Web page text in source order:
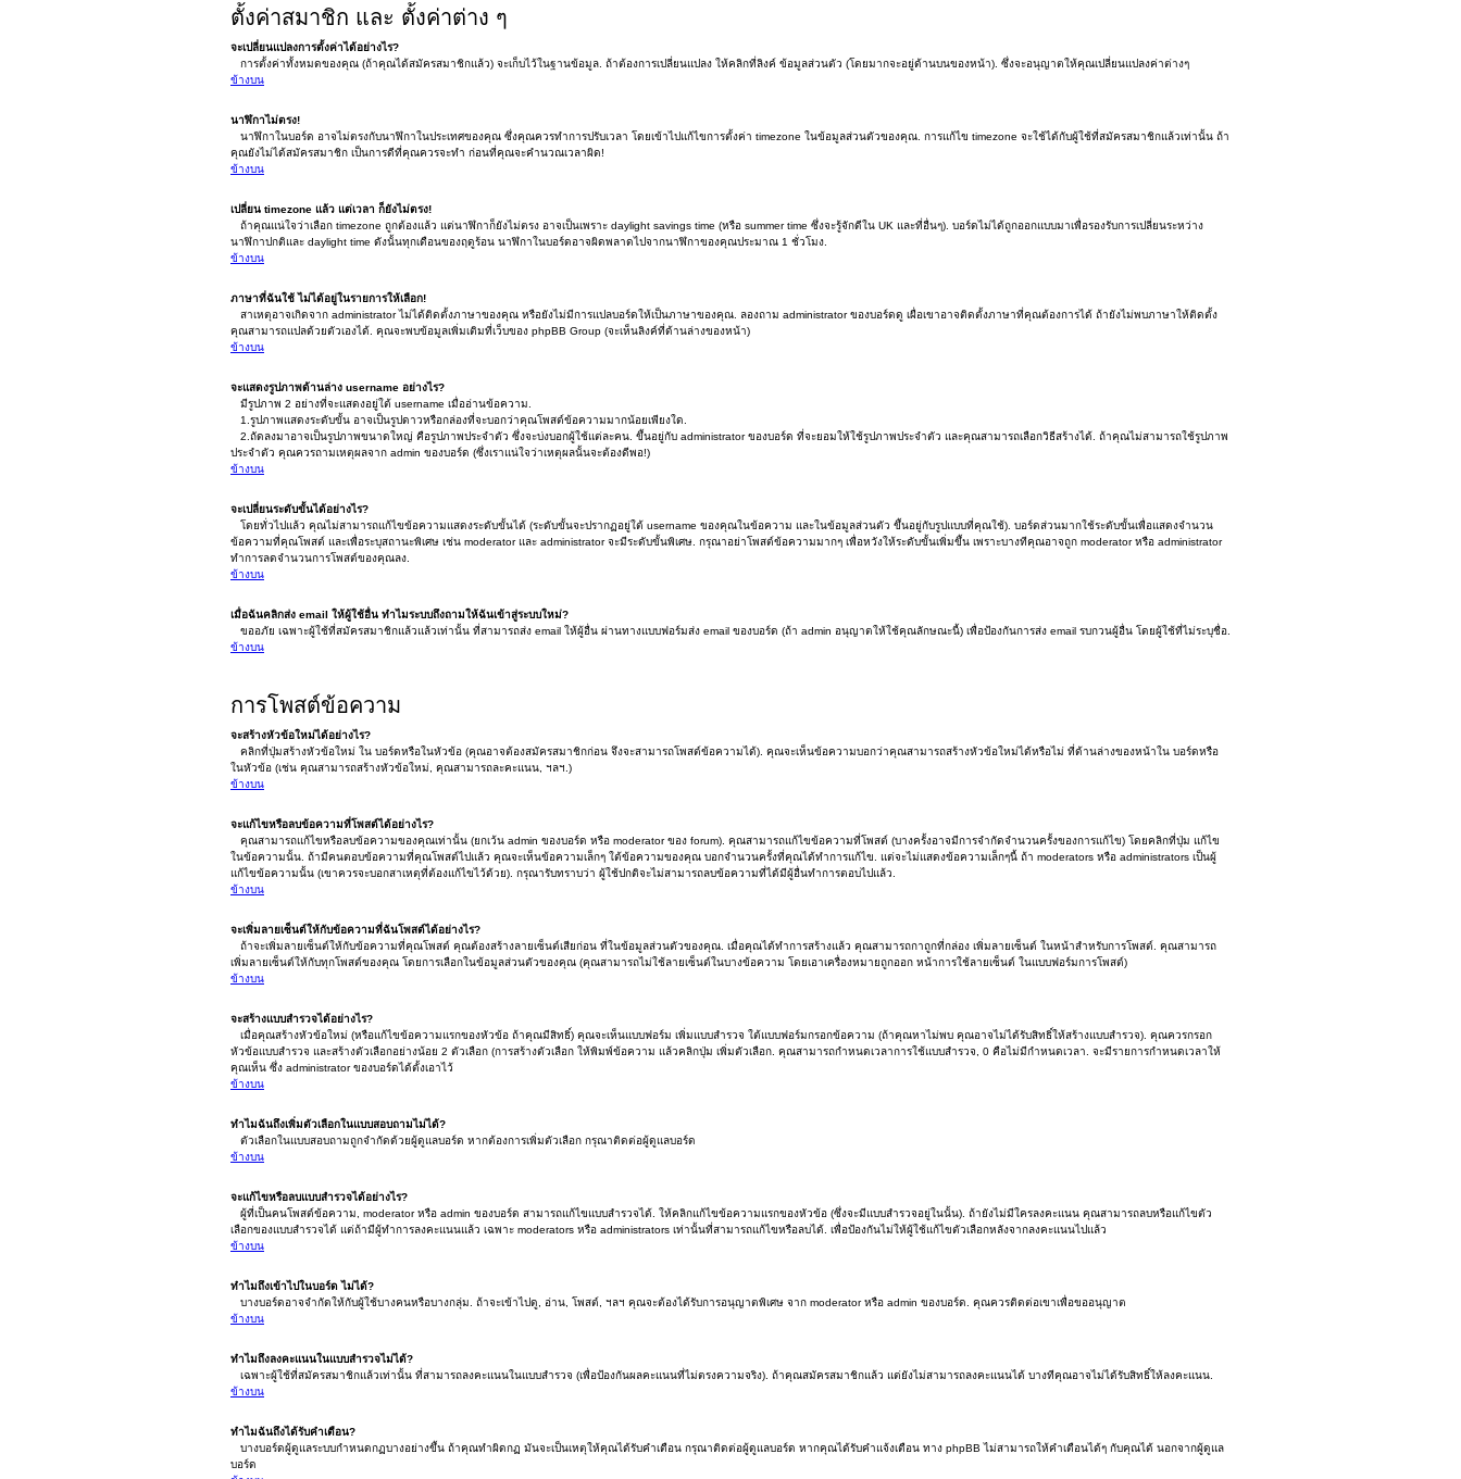
ตั้งค่าสมาชิก และ ตั้งค่าต่าง ๆ
จะเปลี่ยนแปลงการตั้งค่าได้อย่างไร?
การตั้งค่าทั้งหมดของคุณ (ถ้าคุณได้สมัครสมาชิกแล้ว) จะเก็บไว้ในฐานข้อมูล. ถ้าต้องการเปลี่ยนแปลง ให้คลิกที่ลิงค์ ข้อมูลส่วนตัว (โดยมากจะอยู่ด้านบนของหน้า). ซึ่งจะอนุญาตให้คุณเปลี่ยนแปลงค่าต่างๆ
ข้างบน
นาฬิกาไม่ตรง!
นาฬิกาในบอร์ด อาจไม่ตรงกับนาฬิกาในประเทศของคุณ ซึ่งคุณควรทำการปรับเวลา โดยเข้าไปแก้ไขการตั้งค่า timezone ในข้อมูลส่วนตัวของคุณ. การแก้ไข timezone จะใช้ได้กับผู้ใช้ที่สมัครสมาชิกแล้วเท่านั้น ถ้า
คุณยังไม่ได้สมัครสมาชิก เป็นการดีที่คุณควรจะทำ ก่อนที่คุณจะคำนวณเวลาผิด!
ข้างบน
เปลี่ยน timezone แล้ว แต่เวลา ก็ยังไม่ตรง!
ถ้าคุณแน่ใจว่าเลือก timezone ถูกต้องแล้ว แต่นาฬิกาก็ยังไม่ตรง อาจเป็นเพราะ daylight savings time (หรือ summer time ซึ่งจะรู้จักดีใน UK และที่อื่นๆ). บอร์ดไม่ได้ถูกออกแบบมาเพื่อรองรับการเปลี่ยนระหว่าง
นาฬิกาปกติและ daylight time ดังนั้นทุกเดือนของฤดูร้อน นาฬิกาในบอร์ดอาจผิดพลาดไปจากนาฬิกาของคุณประมาณ 1 ชั่วโมง.
ข้างบน
ภาษาที่ฉันใช้ ไม่ได้อยู่ในรายการให้เลือก!
สาเหตุอาจเกิดจาก administrator ไม่ได้ติดตั้งภาษาของคุณ หรือยังไม่มีการแปลบอร์ดให้เป็นภาษาของคุณ. ลองถาม administrator ของบอร์ดดู เผื่อเขาอาจติดตั้งภาษาที่คุณต้องการได้ ถ้ายังไม่พบภาษาให้ติดตั้ง
คุณสามารถแปลด้วยตัวเองได้. คุณจะพบข้อมูลเพิ่มเติมที่เว็บของ phpBB Group (จะเห็นลิงค์ที่ด้านล่างของหน้า)
ข้างบน
จะแสดงรูปภาพด้านล่าง username อย่างไร?
มีรูปภาพ 2 อย่างที่จะแสดงอยู่ใต้ username เมื่ออ่านข้อความ.
1.รูปภาพแสดงระดับขั้น อาจเป็นรูปดาวหรือกล่องที่จะบอกว่าคุณโพสต์ข้อความมากน้อยเพียงใด.
2.ถัดลงมาอาจเป็นรูปภาพขนาดใหญ่ คือรูปภาพประจำตัว ซึ่งจะบ่งบอกผู้ใช้แต่ละคน. ขึ้นอยู่กับ administrator ของบอร์ด ที่จะยอมให้ใช้รูปภาพประจำตัว และคุณสามารถเลือกวิธีสร้างได้. ถ้าคุณไม่สามารถใช้รูปภาพ
ประจำตัว คุณควรถามเหตุผลจาก admin ของบอร์ด (ซึ่งเราแน่ใจว่าเหตุผลนั้นจะต้องดีพอ!)
ข้างบน
จะเปลี่ยนระดับขั้นได้อย่างไร?
โดยทั่วไปแล้ว คุณไม่สามารถแก้ไขข้อความแสดงระดับขั้นได้ (ระดับขั้นจะปรากฏอยู่ใต้ username ของคุณในข้อความ และในข้อมูลส่วนตัว ขึ้นอยู่กับรูปแบบที่คุณใช้). บอร์ดส่วนมากใช้ระดับขั้นเพื่อแสดงจำนวน
ข้อความที่คุณโพสต์ และเพื่อระบุสถานะพิเศษ เช่น moderator และ administrator จะมีระดับขั้นพิเศษ. กรุณาอย่าโพสต์ข้อความมากๆ เพื่อหวังให้ระดับขั้นเพิ่มขึ้น เพราะบางทีคุณอาจถูก moderator หรือ administrator
ทำการลดจำนวนการโพสต์ของคุณลง.
ข้างบน
เมื่อฉันคลิกส่ง email ให้ผู้ใช้อื่น ทำไมระบบถึงถามให้ฉันเข้าสู่ระบบใหม่?
ขออภัย เฉพาะผู้ใช้ที่สมัครสมาชิกแล้วแล้วเท่านั้น ที่สามารถส่ง email ให้ผู้อื่น ผ่านทางแบบฟอร์มส่ง email ของบอร์ด (ถ้า admin อนุญาตให้ใช้คุณลักษณะนี้) เพื่อป้องกันการส่ง email รบกวนผู้อื่น โดยผู้ใช้ที่ไม่ระบุชื่อ.
ข้างบน
การโพสต์ข้อความ
จะสร้างหัวข้อใหม่ได้อย่างไร?
คลิกที่ปุ่มสร้างหัวข้อใหม่ ใน บอร์ดหรือในหัวข้อ (คุณอาจต้องสมัครสมาชิกก่อน จึงจะสามารถโพสต์ข้อความได้). คุณจะเห็นข้อความบอกว่าคุณสามารถสร้างหัวข้อใหม่ได้หรือไม่ ที่ด้านล่างของหน้าใน บอร์ดหรือ
ในหัวข้อ (เช่น คุณสามารถสร้างหัวข้อใหม่, คุณสามารถละคะแนน, ฯลฯ.)
ข้างบน
จะแก้ไขหรือลบข้อความที่โพสต์ได้อย่างไร?
คุณสามารถแก้ไขหรือลบข้อความของคุณเท่านั้น (ยกเว้น admin ของบอร์ด หรือ moderator ของ forum). คุณสามารถแก้ไขข้อความที่โพสต์ (บางครั้งอาจมีการจำกัดจำนวนครั้งของการแก้ไข) โดยคลิกที่ปุ่ม แก้ไข
ในข้อความนั้น. ถ้ามีคนตอบข้อความที่คุณโพสต์ไปแล้ว คุณจะเห็นข้อความเล็กๆ ใต้ข้อความของคุณ บอกจำนวนครั้งที่คุณได้ทำการแก้ไข. แต่จะไม่แสดงข้อความเล็กๆนี้ ถ้า moderators หรือ administrators เป็นผู้
แก้ไขข้อความนั้น (เขาควรจะบอกสาเหตุที่ต้องแก้ไขไว้ด้วย). กรุณารับทราบว่า ผู้ใช้ปกติจะไม่สามารถลบข้อความที่ได้มีผู้อื่นทำการตอบไปแล้ว.
ข้างบน
จะเพิ่มลายเซ็นต์ให้กับข้อความที่ฉันโพสต์ได้อย่างไร?
ถ้าจะเพิ่มลายเซ็นต์ให้กับข้อความที่คุณโพสต์ คุณต้องสร้างลายเซ็นต์เสียก่อน ที่ในข้อมูลส่วนตัวของคุณ. เมื่อคุณได้ทำการสร้างแล้ว คุณสามารถกาถูกที่กล่อง เพิ่มลายเซ็นต์ ในหน้าสำหรับการโพสต์. คุณสามารถ
เพิ่มลายเซ็นต์ให้กับทุกโพสต์ของคุณ โดยการเลือกในข้อมูลส่วนตัวของคุณ (คุณสามารถไม่ใช้ลายเซ็นต์ในบางข้อความ โดยเอาเครื่องหมายถูกออก หน้าการใช้ลายเซ็นต์ ในแบบฟอร์มการโพสต์)
ข้างบน
จะสร้างแบบสำรวจได้อย่างไร?
เมื่อคุณสร้างหัวข้อใหม่ (หรือแก้ไขข้อความแรกของหัวข้อ ถ้าคุณมีสิทธิ์) คุณจะเห็นแบบฟอร์ม เพิ่มแบบสำรวจ ใต้แบบฟอร์มกรอกข้อความ (ถ้าคุณหาไม่พบ คุณอาจไม่ได้รับสิทธิ์ให้สร้างแบบสำรวจ). คุณควรกรอก
หัวข้อแบบสำรวจ และสร้างตัวเลือกอย่างน้อย 2 ตัวเลือก (การสร้างตัวเลือก ให้พิมพ์ข้อความ แล้วคลิกปุ่ม เพิ่มตัวเลือก. คุณสามารถกำหนดเวลาการใช้แบบสำรวจ, 0 คือไม่มีกำหนดเวลา. จะมีรายการกำหนดเวลาให้
คุณเห็น ซึ่ง administrator ของบอร์ดได้ตั้งเอาไว้
ข้างบน
ทำไมฉันถึงเพิ่มตัวเลือกในแบบสอบถามไม่ได้?
ตัวเลือกในแบบสอบถามถูกจำกัดด้วยผู้ดูแลบอร์ด หากต้องการเพิ่มตัวเลือก กรุณาติดต่อผู้ดูแลบอร์ด
ข้างบน
จะแก้ไขหรือลบแบบสำรวจได้อย่างไร?
ผู้ที่เป็นคนโพสต์ข้อความ, moderator หรือ admin ของบอร์ด สามารถแก้ไขแบบสำรวจได้. ให้คลิกแก้ไขข้อความแรกของหัวข้อ (ซึ่งจะมีแบบสำรวจอยู่ในนั้น). ถ้ายังไม่มีใครลงคะแนน คุณสามารถลบหรือแก้ไขตัว
เลือกของแบบสำรวจได้ แต่ถ้ามีผู้ทำการลงคะแนนแล้ว เฉพาะ moderators หรือ administrators เท่านั้นที่สามารถแก้ไขหรือลบได้. เพื่อป้องกันไม่ให้ผู้ใช้แก้ไขตัวเลือกหลังจากลงคะแนนไปแล้ว
ข้างบน
ทำไมถึงเข้าไปในบอร์ด ไม่ได้?
บางบอร์ดอาจจำกัดให้กับผู้ใช้บางคนหรือบางกลุ่ม. ถ้าจะเข้าไปดู, อ่าน, โพสต์, ฯลฯ คุณจะต้องได้รับการอนุญาตพิเศษ จาก moderator หรือ admin ของบอร์ด. คุณควรติดต่อเขาเพื่อขออนุญาต
ข้างบน
ทำไมถึงลงคะแนนในแบบสำรวจไม่ได้?
เฉพาะผู้ใช้ที่สมัครสมาชิกแล้วเท่านั้น ที่สามารถลงคะแนนในแบบสำรวจ (เพื่อป้องกันผลคะแนนที่ไม่ตรงความจริง). ถ้าคุณสมัครสมาชิกแล้ว แต่ยังไม่สามารถลงคะแนนได้ บางทีคุณอาจไม่ได้รับสิทธิ์ให้ลงคะแนน.
ข้างบน
ทำไมฉันถึงได้รับคำเตือน?
บางบอร์ดผู้ดูแลระบบกำหนดกฏบางอย่างขึ้น ถ้าคุณทำผิดกฏ มันจะเป็นเหตุให้คุณได้รับคำเตือน กรุณาติดต่อผู้ดูแลบอร์ด หากคุณได้รับคำแจ้งเตือน ทาง phpBB ไม่สามารถให้คำเตือนได้ๆ กับคุณได้ นอกจากผู้ดูแล
บอร์ด